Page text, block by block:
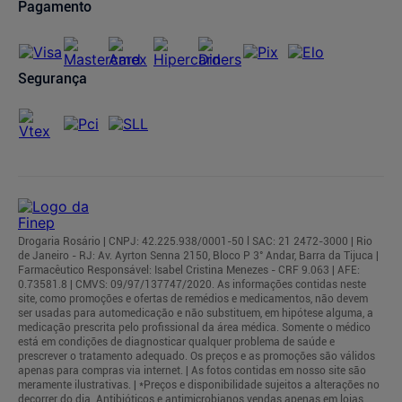
Pagamento
Segurança
Drogaria Rosário | CNPJ: 42.225.938/0001-50 l SAC: 21 2472-3000 | Rio
de Janeiro - RJ: Av. Ayrton Senna 2150, Bloco P 3° Andar, Barra da Tijuca |
Farmacêutico Responsável: Isabel Cristina Menezes - CRF 9.063 | AFE:
0.73581.8 | CMVS: 09/97/137747/2020. As informações contidas neste
site, como promoções e ofertas de remédios e medicamentos, não devem
ser usadas para automedicação e não substituem, em hipótese alguma, a
medicação prescrita pelo profissional da área médica. Somente o médico
está em condições de diagnosticar qualquer problema de saúde e
prescrever o tratamento adequado. Os preços e as promoções são válidos
apenas para compras via internet. | As fotos contidas em nosso site são
meramente ilustrativas. | *Preços e disponibilidade sujeitos a alterações no
decorrer do dia. Antibióticos e antimicrobianos vendas apenas em lojas